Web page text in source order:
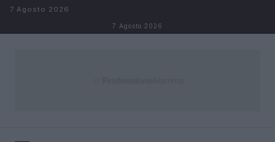
Salta al contenuto
7 Agosto 2026
7 Agosto 2026